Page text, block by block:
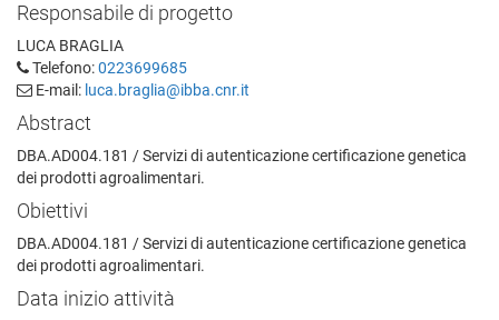
Responsabile di progetto
LUCA BRAGLIA
Telefono:0223699685
E-mail: luca.braglia@ibba.cnr.it
Abstract
DBA.AD004.181 / Servizi di autenticazione certificazione genetica
dei prodotti agroalimentari.
Obiettivi
DBA.AD004.181 / Servizi di autenticazione certificazione genetica
dei prodotti agroalimentari.
Data inizio attività